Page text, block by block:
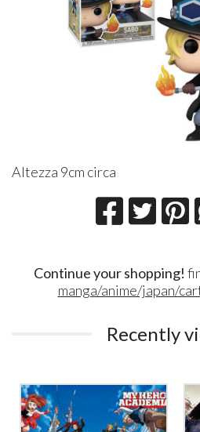
Altezza 9cm circa
Continue your shopping!
manga/anime/japan/
Recently